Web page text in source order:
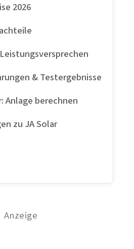
2026
& Testergebnisse
Anlage berechnen
zu JA Solar
Anzeige